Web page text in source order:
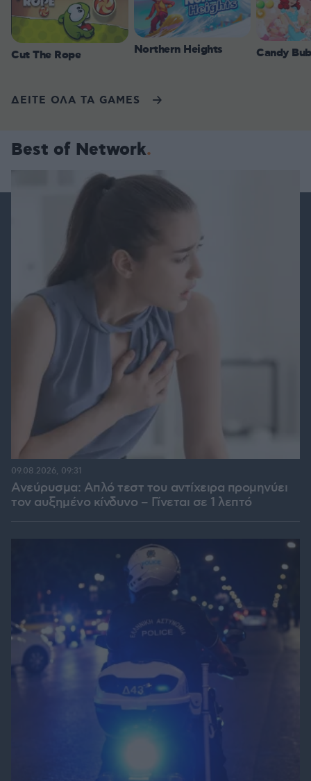
Cut The Rope Northern Heights Candy
ΔΕΙΤΕ ΟΛΑ ΤΑ GAMES
Best of Network
Ανεύρυσμα: Απλό τεστ του αντίχειρα προμηνύει
τον αυξημένο κίνδυνο – Γίνεται σε 1 λεπτό
09.08.2026, 09:31